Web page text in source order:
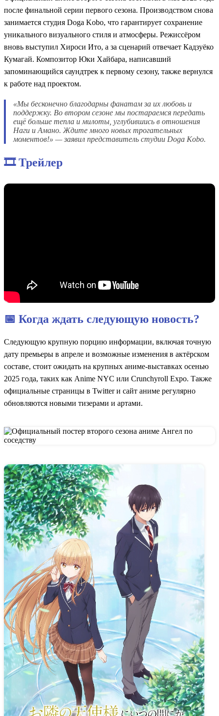
после финальной серии первого сезона. Производством снова
занимается студия Doga Kobo, что гарантирует сохранение
уникального визуального стиля и атмосферы. Режиссёром
вновь выступил Хироси Ито, а за сценарий отвечает Кадзуёко
Кумагай. Композитор Юки Хайбара, написавший
запоминающийся саундтрек к первому сезону, также вернулся
к работе над проектом.
«Мы бесконечно благодарны фанатам за их любовь и
поддержку. Во втором сезоне мы постараемся передать
ещё больше тепла и милоты, углубившись в отношения
Наги и Амано. Ждите много новых трогательных
моментов!» — заявил представитель студии Doga Kobo.
🎞️ Трейлер
📅 Когда ждать следующую новость?
Следующую крупную порцию информации, включая точную
дату премьеры в апреле и возможные изменения в актёрском
составе, стоит ожидать на крупных аниме-выставках осенью
2025 года, таких как Anime NYC или Crunchyroll Expo. Также
официальные страницы в Twitter и сайт аниме регулярно
обновляются новыми тизерами и артами.